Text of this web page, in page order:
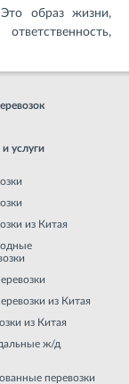
образ жизни,
услуги
из Китая
из Китая
из Китая
ж/д
перевозки